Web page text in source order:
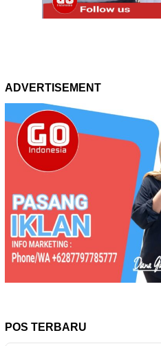
ADVERTISEMENT
POS TERBARU